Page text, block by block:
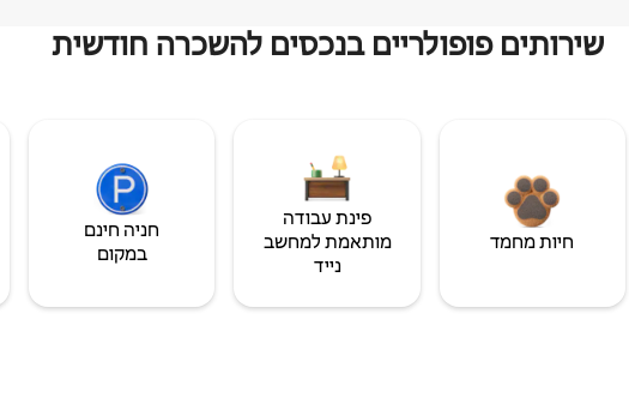
שירותים פופולריים בנכסים להשכרה חודשית
חיות מחמד
פינת עבודה
מותאמת למחשב
נייד
חניה חינם
במקום